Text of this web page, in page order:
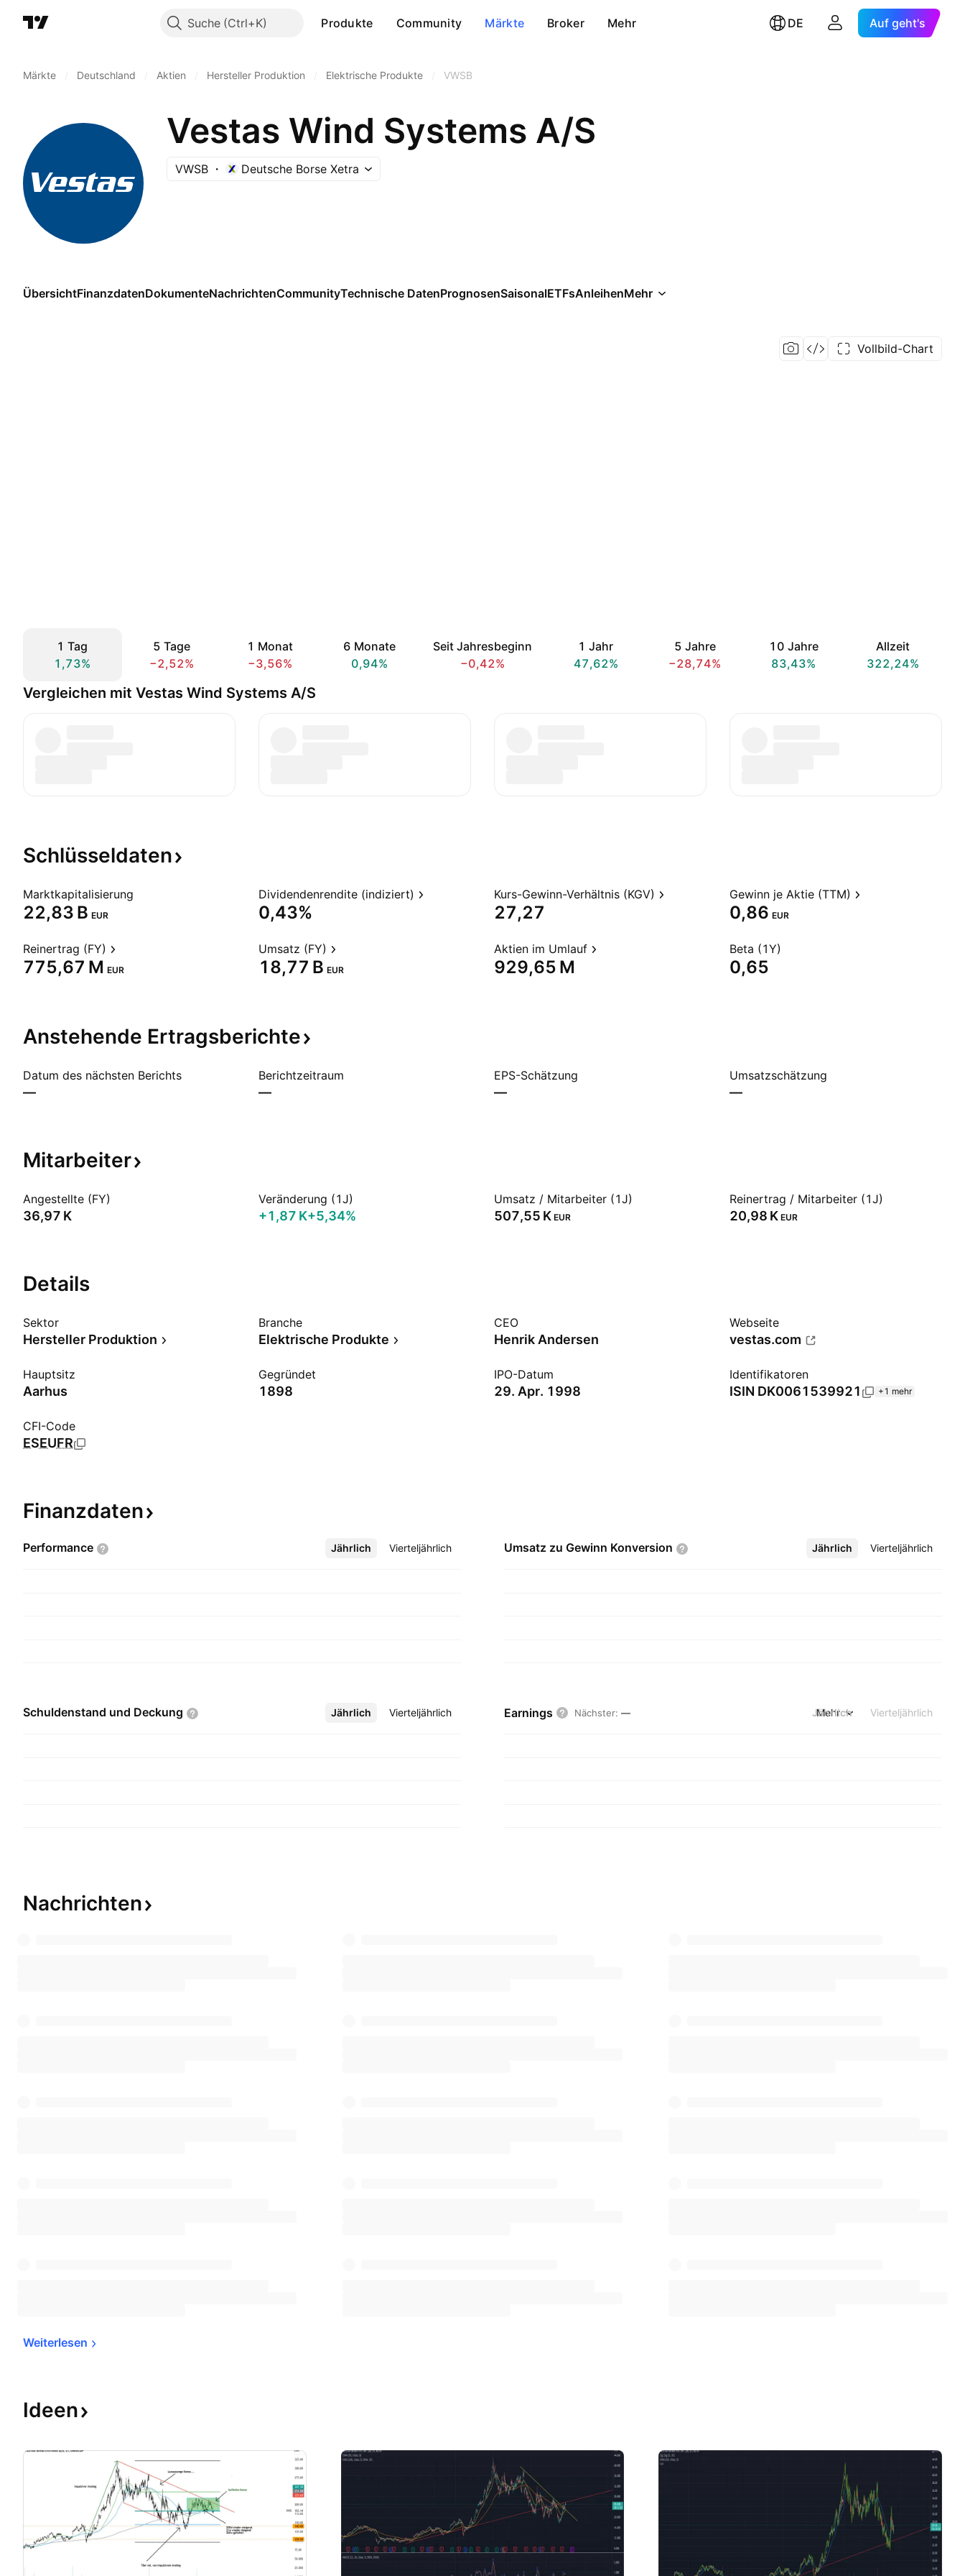
Suche Produkte Community Märkte Broker Mehr DE Auf geht's
Märkte Deutschland Aktien Hersteller Produktion Elektrische Produkte VWSB
Vestas Wind Systems A/S
VWSB Deutsche Borse Xetra
ÜbersichtFinanzdatenDokumenteNachrichtenCommunityTechnische DatenPrognosenSaisonalETFsAnleihenMehr
Vollbild-Chart
1 Tag
1,73%
5 Tage
−2,52%
1 Monat
−3,56%
6 Monate
0,94%
Seit Jahresbeginn
−0,42%
1 Jahr
47,62%
5 Jahre
−28,74%
10 Jahre
83,43%
Allzeit
322,24%
Vergleichen mit Vestas Wind Systems A/S
Schlüsseldaten
Marktkapitalisierung
‪22,83 B‬ EUR
Dividendenrendite (indiziert)
0,43%
Kurs-Gewinn-Verhältnis (KGV)
27,27
Gewinn je Aktie (TTM)
0,86 EUR
Reinertrag (FY)
‪775,67 M‬ EUR
Umsatz (FY)
‪18,77 B‬ EUR
Aktien im Umlauf
‪929,65 M‬
Beta (1Y)
0,65
Anstehende Ertragsberichte
Datum des nächsten Berichts
—
Berichtzeitraum
—
EPS-Schätzung
—
Umsatzschätzung
—
Mitarbeiter
Angestellte (FY)
‪36,97 K‬
Veränderung (1J)
‪+1,87 K‬+5,34%
Umsatz / Mitarbeiter (1J)
‪507,55 K‬ EUR
Reinertrag / Mitarbeiter (1J)
‪20,98 K‬ EUR
Details
Sektor
Hersteller Produktion
Branche
Elektrische Produkte
CEO
Henrik Andersen
Webseite
vestas.com
Hauptsitz
Aarhus
Gegründet
1898
IPO-Datum
29. Apr. 1998
Identifikatoren
ISIN DK0061539921 +1 mehr
CFI-Code
ESEUFR
Finanzdaten
Performance Jährlich Vierteljährlich
Mehr Umsatz zu Gewinn Konversion Jährlich Vierteljährlich
Mehr
Schuldenstand und Deckung Jährlich Vierteljährlich
Mehr Earnings Nächster: — Jährlich Vierteljährlich
Mehr
Nachrichten
Weiterlesen
Ideen